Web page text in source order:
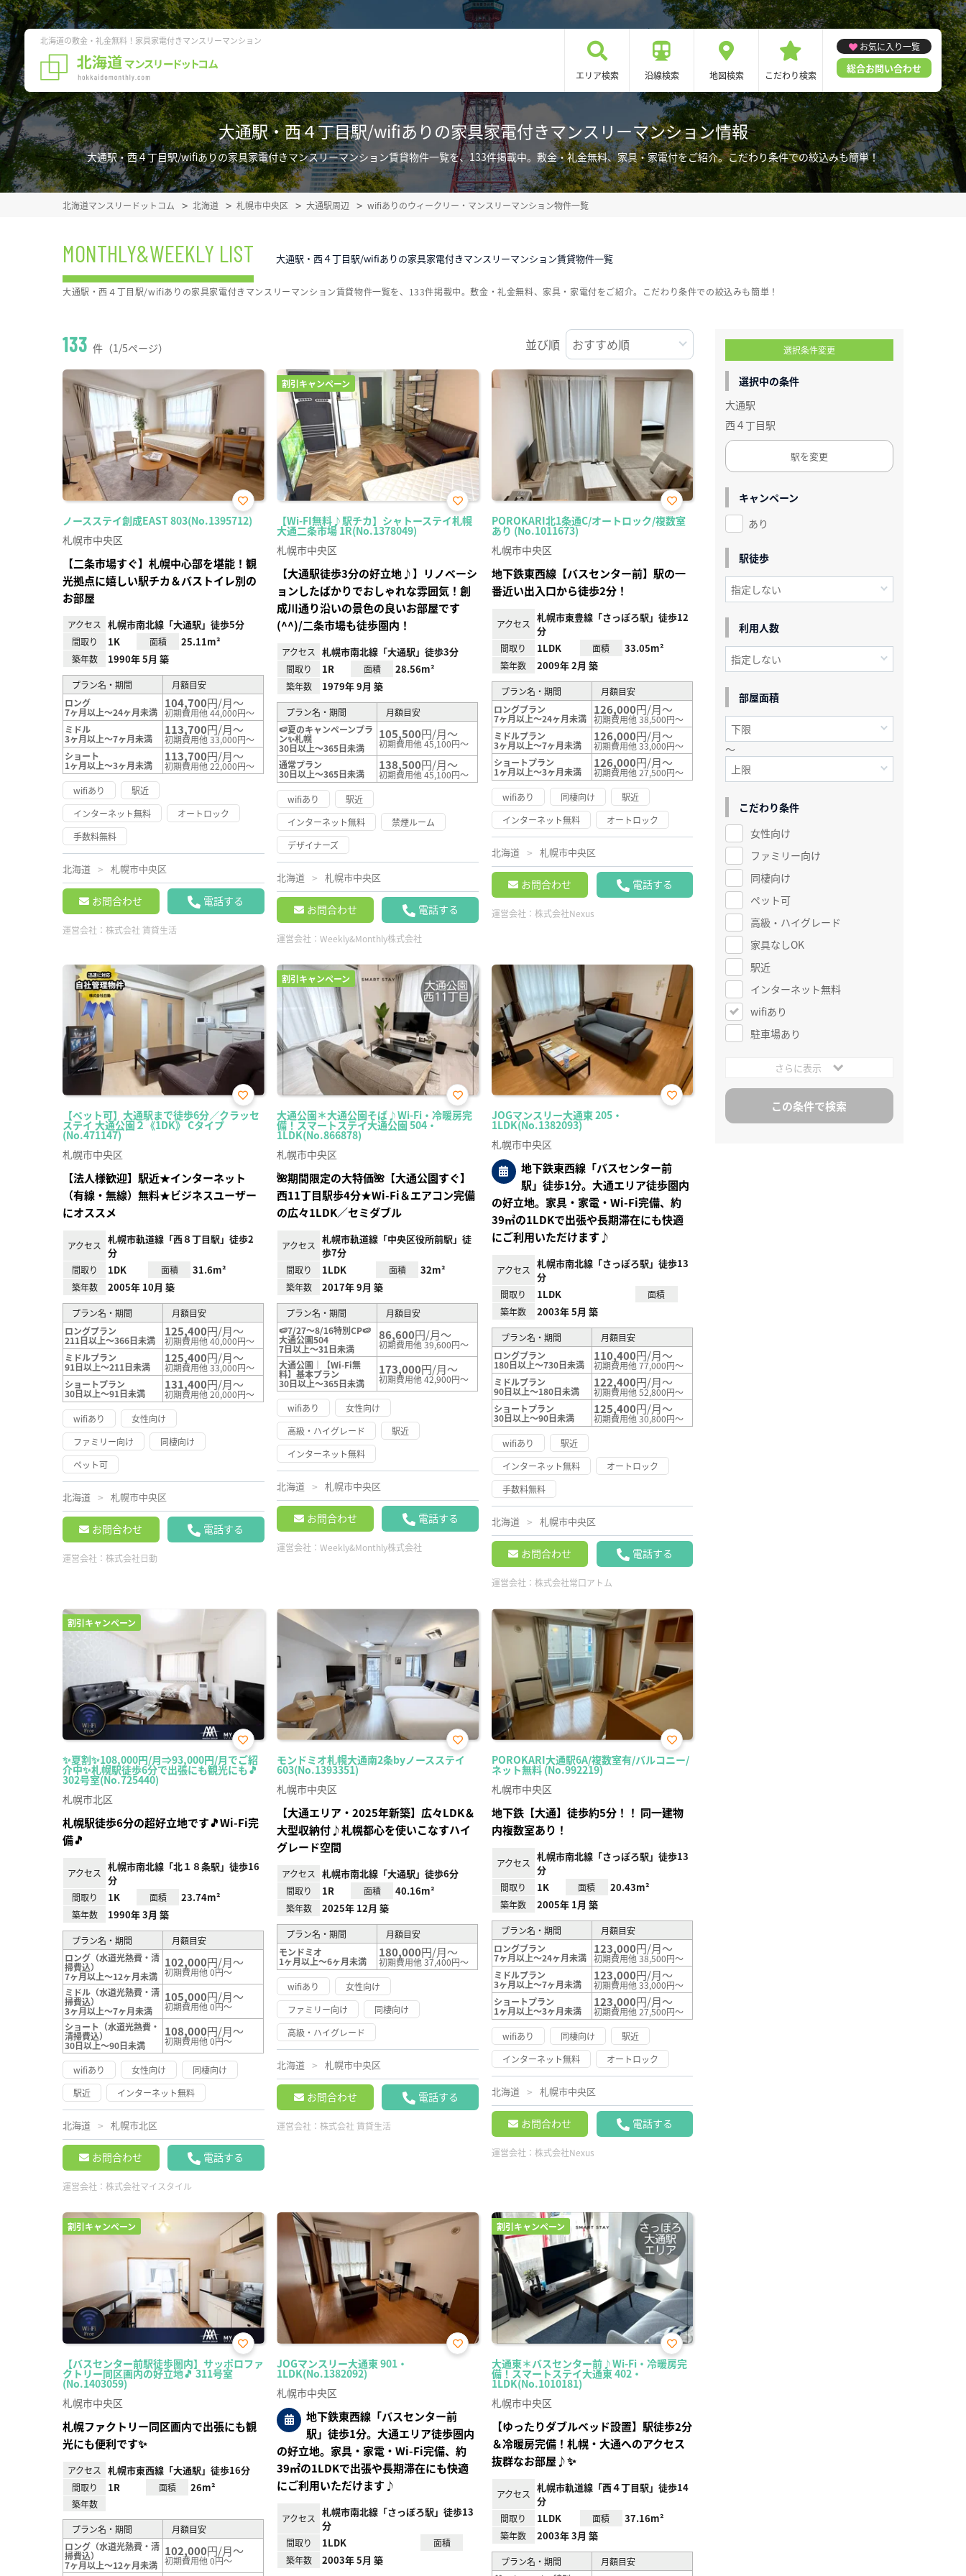
北海道の敷金・礼金無料！家具家電付きマンスリーマンション
エリア検索 沿線検索 地図検索 こだわり検索
お気に入り一覧
総合お問い合わせ
大通駅・西４丁目駅/wifiありの家具家電付きマンスリーマンション情報
大通駅・西４丁目駅/wifiありの家具家電付きマンスリーマンション賃貸物件一覧を、133件掲載中。敷金・礼金無料、家具・家電付をご紹介。こだわり条件での絞込みも簡単！
北海道マンスリードットコム 北海道 札幌市中央区 大通駅周辺 wifiありのウィークリー・マンスリーマンション物件一覧
MONTHLY&WEEKLY LIST 大通駅・西４丁目駅/wifiありの家具家電付きマンスリーマンション賃貸物件一覧
133 件（1/5ページ） 並び順
ノースステイ創成EAST 803(No.1395712)
お気
に入
札幌市中央区
【二条市場すぐ】札幌中心部を堪能！観
光拠点に嬉しい駅チカ＆バストイレ別の
お部屋
アクセス 札幌市南北線「大通駅」徒歩5分
間取り 1K 面積 25.11m²
築年数 1990年 5月 築
プラン名・期間
月額目安
ロング
7ヶ月以上～24ヶ月未満
104,700円/月～
初期費用他 44,000円～
ミドル
3ヶ月以上～7ヶ月未満
113,700円/月～
初期費用他 33,000円～
ショート
1ヶ月以上～3ヶ月未満
113,700円/月～
初期費用他 22,000円～
wifiあり
駅近
インターネット無料
オートロック
手数料無料
北海道 札幌市中央区
お問合わせ 電話する
運営会社： 株式会社 賃貸生活
割引キャンペーン
【Wi-FI無料♪駅チカ】シャトーステイ札幌
大通二条市場 1R(No.1378049)
お気
に入
札幌市中央区
【大通駅徒歩3分の好立地♪】リノベーシ
ョンしたばかりでおしゃれな雰囲気！創
成川通り沿いの景色の良いお部屋です
(^^)/二条市場も徒歩圏内！
アクセス 札幌市南北線「大通駅」徒歩3分
間取り 1R 面積 28.56m²
築年数 1979年 9月 築
プラン名・期間
月額目安
🍉夏のキャンペーンプラ
ン✨札幌
30日以上～365日未満
105,500円/月～
初期費用他 45,100円～
通常プラン
30日以上～365日未満
138,500円/月～
初期費用他 45,100円～
wifiあり
駅近
インターネット無料
禁煙ルーム
デザイナーズ
北海道 札幌市中央区
お問合わせ 電話する
運営会社：Weekly&Monthly株式会社
POROKARI北1条通C/オートロック/複数室
あり (No.1011673)
お気
に入
札幌市中央区
地下鉄東西線【バスセンター前】駅の一
番近い出入口から徒歩2分！
アクセス
札幌市東豊線「さっぽろ駅」徒歩12
分
間取り 1LDK 面積 33.05m²
築年数 2009年 2月 築
プラン名・期間
月額目安
ロングプラン
7ヶ月以上～24ヶ月未満
126,000円/月～
初期費用他 38,500円～
ミドルプラン
3ヶ月以上～7ヶ月未満
126,000円/月～
初期費用他 33,000円～
ショートプラン
1ヶ月以上～3ヶ月未満
126,000円/月～
初期費用他 27,500円～
wifiあり
同棲向け
駅近
インターネット無料
オートロック
北海道 札幌市中央区
お問合わせ 電話する
運営会社： 株式会社Nexus
【ペット可】大通駅まで徒歩6分／クラッセ
ステイ 大通公園２《1DK》 Cタイプ
(No.471147)
お気
に入
札幌市中央区
【法人様歓迎】駅近★インターネット
（有線・無線）無料★ビジネスユーザー
にオススメ
アクセス
札幌市軌道線「西８丁目駅」徒歩2
分
間取り 1DK 面積 31.6m²
築年数 2005年 10月 築
プラン名・期間
月額目安
ロングプラン
211日以上～366日未満
125,400円/月～
初期費用他 40,000円～
ミドルプラン
91日以上～211日未満
125,400円/月～
初期費用他 33,000円～
ショートプラン
30日以上～91日未満
131,400円/月～
初期費用他 20,000円～
wifiあり
女性向け
ファミリー向け
同棲向け
ペット可
北海道 札幌市中央区
お問合わせ 電話する
運営会社： 株式会社日動
割引キャンペーン
大通公園＊大通公園そば♪Wi-Fi・冷暖房完
備！スマートステイ大通公園 504・
1LDK(No.866878)
お気
に入
札幌市中央区
🌺期間限定の大特価🌺【大通公園すぐ】
西11丁目駅歩4分★Wi-Fi＆エアコン完備
の広々1LDK／セミダブル
アクセス
札幌市軌道線「中央区役所前駅」徒
歩7分
間取り 1LDK 面積 32m²
築年数 2017年 9月 築
プラン名・期間
月額目安
🍉7/27～8/16特別CP🍉
大通公園504
7日以上～31日未満
86,600円/月～
初期費用他 39,600円～
大通公園｜【Wi-Fi無
料】基本プラン
30日以上～365日未満
173,000円/月～
初期費用他 42,900円～
wifiあり
女性向け
高級・ハイグレード
駅近
インターネット無料
北海道 札幌市中央区
お問合わせ 電話する
運営会社：Weekly&Monthly株式会社
JOGマンスリー大通東 205・
1LDK(No.1382093)
お気
札幌市中央区
地下鉄東西線「バスセンター前
駅」徒歩1分。大通エリア徒歩圏内
の好立地。家具・家電・Wi-Fi完備、約
39㎡の1LDKで出張や長期滞在にも快適
にご利用いただけます♪
アクセス
札幌市南北線「さっぽろ駅」徒歩13
分
間取り 1LDK
面積
築年数
2003年 5月 築
プラン名・期間
月額目安
ロングプラン
180日以上～730日未満
110,400円/月～
初期費用他 77,000円～
ミドルプラン
90日以上～180日未満
122,400円/月～
初期費用他 52,800円～
ショートプラン
30日以上～90日未満
125,400円/月～
初期費用他 30,800円～
wifiあり
駅近
インターネット無料
オートロック
手数料無料
北海道 札幌市中央区
お問合わせ 電話する
運営会社： 株式会社常口アトム
割引キャンペーン
✨夏割✨108,000円/月⇒93,000円/月でご紹
介中✨札幌駅徒歩6分で出張にも観光にも🎵
302号室(No.725440)
お気
に入
り登
札幌市北区
札幌駅徒歩6分の超好立地です🎵Wi-Fi完
備🎵
アクセス
札幌市南北線「北１８条駅」徒歩16
分
間取り 1K 面積 23.74m²
築年数 1990年 3月 築
プラン名・期間
月額目安
ロング（水道光熱費・清
掃費込）
7ヶ月以上～12ヶ月未満
102,000円/月～
初期費用他 0円～
ミドル（水道光熱費・清
掃費込）
3ヶ月以上～7ヶ月未満
105,000円/月～
初期費用他 0円～
ショート（水道光熱費・
清掃費込）
30日以上～90日未満
108,000円/月～
初期費用他 0円～
wifiあり 女性向け
同棲向け
駅近
インターネット無料
北海道 札幌市北区
お問合わせ 電話する
運営会社： 株式会社マイスタイル
モンドミオ札幌大通南2条byノースステイ
603(No.1393351)
お気
に入
札幌市中央区
【大通エリア・2025年新築】広々LDK＆
大型収納付♪札幌都心を使いこなすハイ
グレード空間
アクセス 札幌市南北線「大通駅」徒歩6分
間取り 1R 面積 40.16m²
築年数 2025年 12月 築
プラン名・期間
月額目安
モンドミオ
1ヶ月以上～6ヶ月未満
180,000円/月～
初期費用他 37,400円～
wifiあり
女性向け
ファミリー向け
同棲向け
高級・ハイグレード
北海道 札幌市中央区
お問合わせ 電話する
運営会社：株式会社 賃貸生活
POROKARI大通駅6A/複数室有/バルコニー/
ネット無料 (No.992219)
お気
に入
札幌市中央区
地下鉄【大通】徒歩約5分！！ 同一建物
内複数室あり！
アクセス
札幌市南北線「さっぽろ駅」徒歩13
分
間取り 1K 面積 20.43m²
築年数 2005年 1月 築
プラン名・期間
月額目安
ロングプラン
7ヶ月以上～24ヶ月未満
123,000円/月～
初期費用他 38,500円～
ミドルプラン
3ヶ月以上～7ヶ月未満
123,000円/月～
初期費用他 33,000円～
ショートプラン
1ヶ月以上～3ヶ月未満
123,000円/月～
初期費用他 27,500円～
wifiあり
同棲向け
駅近
インターネット無料
オートロック
北海道 札幌市中央区
お問合わせ 電話する
運営会社： 株式会社Nexus
割引キャンペーン
【バスセンター前駅徒歩圏内】サッポロファ
クトリー同区画内の好立地🎵 311号室
(No.1403059)
お気
に入
り登
札幌市中央区
札幌ファクトリー同区画内で出張にも観
光にも便利です✨
アクセス 札幌市東西線「大通駅」徒歩16分
間取り 1R 面積 26m²
築年数
プラン名・期間
月額目安
ロング（水道光熱費・清
掃費込）
7ヶ月以上～12ヶ月未満
102,000円/月～
初期費用他 0円～
JOGマンスリー大通東 901・
1LDK(No.1382092)
お気
札幌市中央区
地下鉄東西線「バスセンター前
駅」徒歩1分。大通エリア徒歩圏内
の好立地。家具・家電・Wi-Fi完備、約
39㎡の1LDKで出張や長期滞在にも快適
にご利用いただけます♪
アクセス
札幌市南北線「さっぽろ駅」徒歩13
分
間取り 1LDK
面積
築年数
2003年 5月 築
割引キャンペーン
大通東＊バスセンター前♪Wi-Fi・冷暖房完
備！スマートステイ大通東 402・
1LDK(No.1010181)
お気
に入
札幌市中央区
【ゆったりダブルベッド設置】駅徒歩2分
＆冷暖房完備！札幌・大通へのアクセス
抜群なお部屋♪✨
アクセス
札幌市軌道線「西４丁目駅」徒歩14
分
間取り 1LDK 面積 37.16m²
築年数 2003年 3月 築
プラン名・期間
月額目安
大通駅・西４丁目駅/wifiありの家具家電付きマンスリーマンション賃貸物件一覧を、133件掲載中。敷金・礼金無料、家具・家電付をご紹介。こだわり条件での絞込みも簡単！
選択条件変更
選択中の条件
大通駅
西４丁目駅
駅を変更
キャンペーン
あり
駅徒歩
利用人数
部屋面積
～
こだわり条件
女性向け
ファミリー向け
同棲向け
ペット可
高級・ハイグレード
家具なしOK
駅近
インターネット無料
wifiあり
駐車場あり
さらに表示